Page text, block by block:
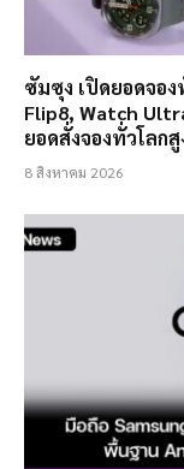
ซัมซุง เปิดยอดจอ
Flip8, Watch
ยอดสั่งจองทั่วโลก
8 สิงหาคม 2026